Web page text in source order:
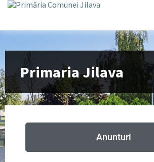
Primaria Jilava
Anunturi